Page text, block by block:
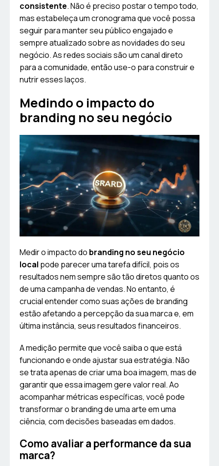
consistente. Não é preciso postar o tempo todo,
mas estabeleça um cronograma que você possa
seguir para manter seu público engajado e
sempre atualizado sobre as novidades do seu
negócio. As redes sociais são um canal direto
para a comunidade, então use-o para construir e
nutrir esses laços.
Medindo o impacto do
branding no seu negócio
Medir o impacto do branding no seu negócio
local pode parecer uma tarefa difícil, pois os
resultados nem sempre são tão diretos quanto os
de uma campanha de vendas. No entanto, é
crucial entender como suas ações de branding
estão afetando a percepção da sua marca e, em
última instância, seus resultados financeiros.
A medição permite que você saiba o que está
funcionando e onde ajustar sua estratégia. Não
se trata apenas de criar uma boa imagem, mas de
garantir que essa imagem gere valor real. Ao
acompanhar métricas específicas, você pode
transformar o branding de uma arte em uma
ciência, com decisões baseadas em dados.
Como avaliar a performance da sua
marca?